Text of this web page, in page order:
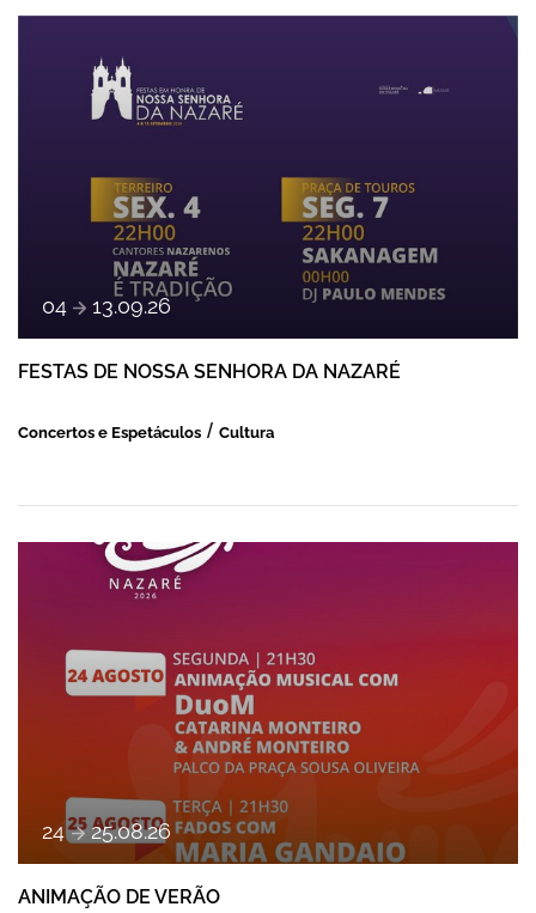
04 a 13.09.26
FESTAS DE NOSSA SENHORA DA NAZARÉ
Concertos e Espetáculos Cultura
ANIMAÇÃO DE VERÃO
24 e 25.08.26
ANIMAÇÃO DE VERÃO